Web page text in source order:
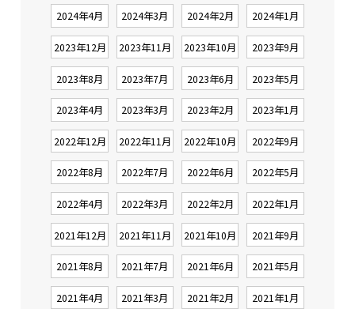
2024年4月 2024年3月 2024年2月 2024年1月
2023年12月 2023年11月 2023年10月 2023年9月
2023年8月 2023年7月 2023年6月 2023年5月
2023年4月 2023年3月 2023年2月 2023年1月
2022年12月 2022年11月 2022年10月 2022年9月
2022年8月 2022年7月 2022年6月 2022年5月
2022年4月 2022年3月 2022年2月 2022年1月
2021年12月 2021年11月 2021年10月 2021年9月
2021年8月 2021年7月 2021年6月 2021年5月
2021年4月 2021年3月 2021年2月 2021年1月